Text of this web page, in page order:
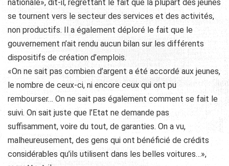
nationale», dit-il, regrettant le fait que la plupart des jeunes
se tournent vers le secteur des services et des activités,
non productifs. Il a également déploré le fait que le
gouvernement n’ait rendu aucun bilan sur les différents
dispositifs de création d’emplois.
«On ne sait pas combien d’argent a été accordé aux jeunes,
le nombre de ceux-ci, ni encore ceux qui ont pu
rembourser… On ne sait pas également comment se fait le
suivi. On sait juste que l’Etat ne demande pas
suffisamment, voire du tout, de garanties. On a vu,
malheureusement, des gens qui ont bénéficié de crédits
considérables qu’ils utilisent dans les belles voitures…»,